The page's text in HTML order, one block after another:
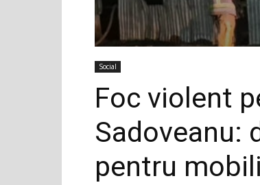
Social
Foc violent
Sadoveanu:
pentru